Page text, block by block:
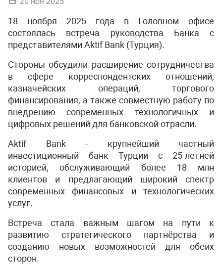
18 ноября 2025 года в Головном офисе
состоялась встреча руководства Банка с
представителями Aktif Bank (Турция).
Стороны обсудили расширение сотрудничества
в сфере корреспондентских отношений,
казначейских операций, торгового
финансирования, а также совместную работу по
внедрению современных технологичных и
цифровых решений для банковской отрасли.
Aktif Bank - крупнейший частный
инвестиционный банк Турции с 25-летней
историей, обслуживающий более 18 млн
клиентов и предлагающий широкий спектр
современных финансовых и технологических
услуг.
Встреча стала важным шагом на пути к
развитию стратегического партнёрства и
созданию новых возможностей для обеих
сторон.